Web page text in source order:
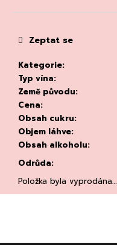
Kategorie:
Typ vína:
Země původu:
Cena:
Obsah cukru:
Objem láhve:
Obsah alkoholu:
Odrůda:
Položka byla vyprodána…
Zeptat se
e
e
RIESLING
DRY
2023,
WEINGUT
DR.